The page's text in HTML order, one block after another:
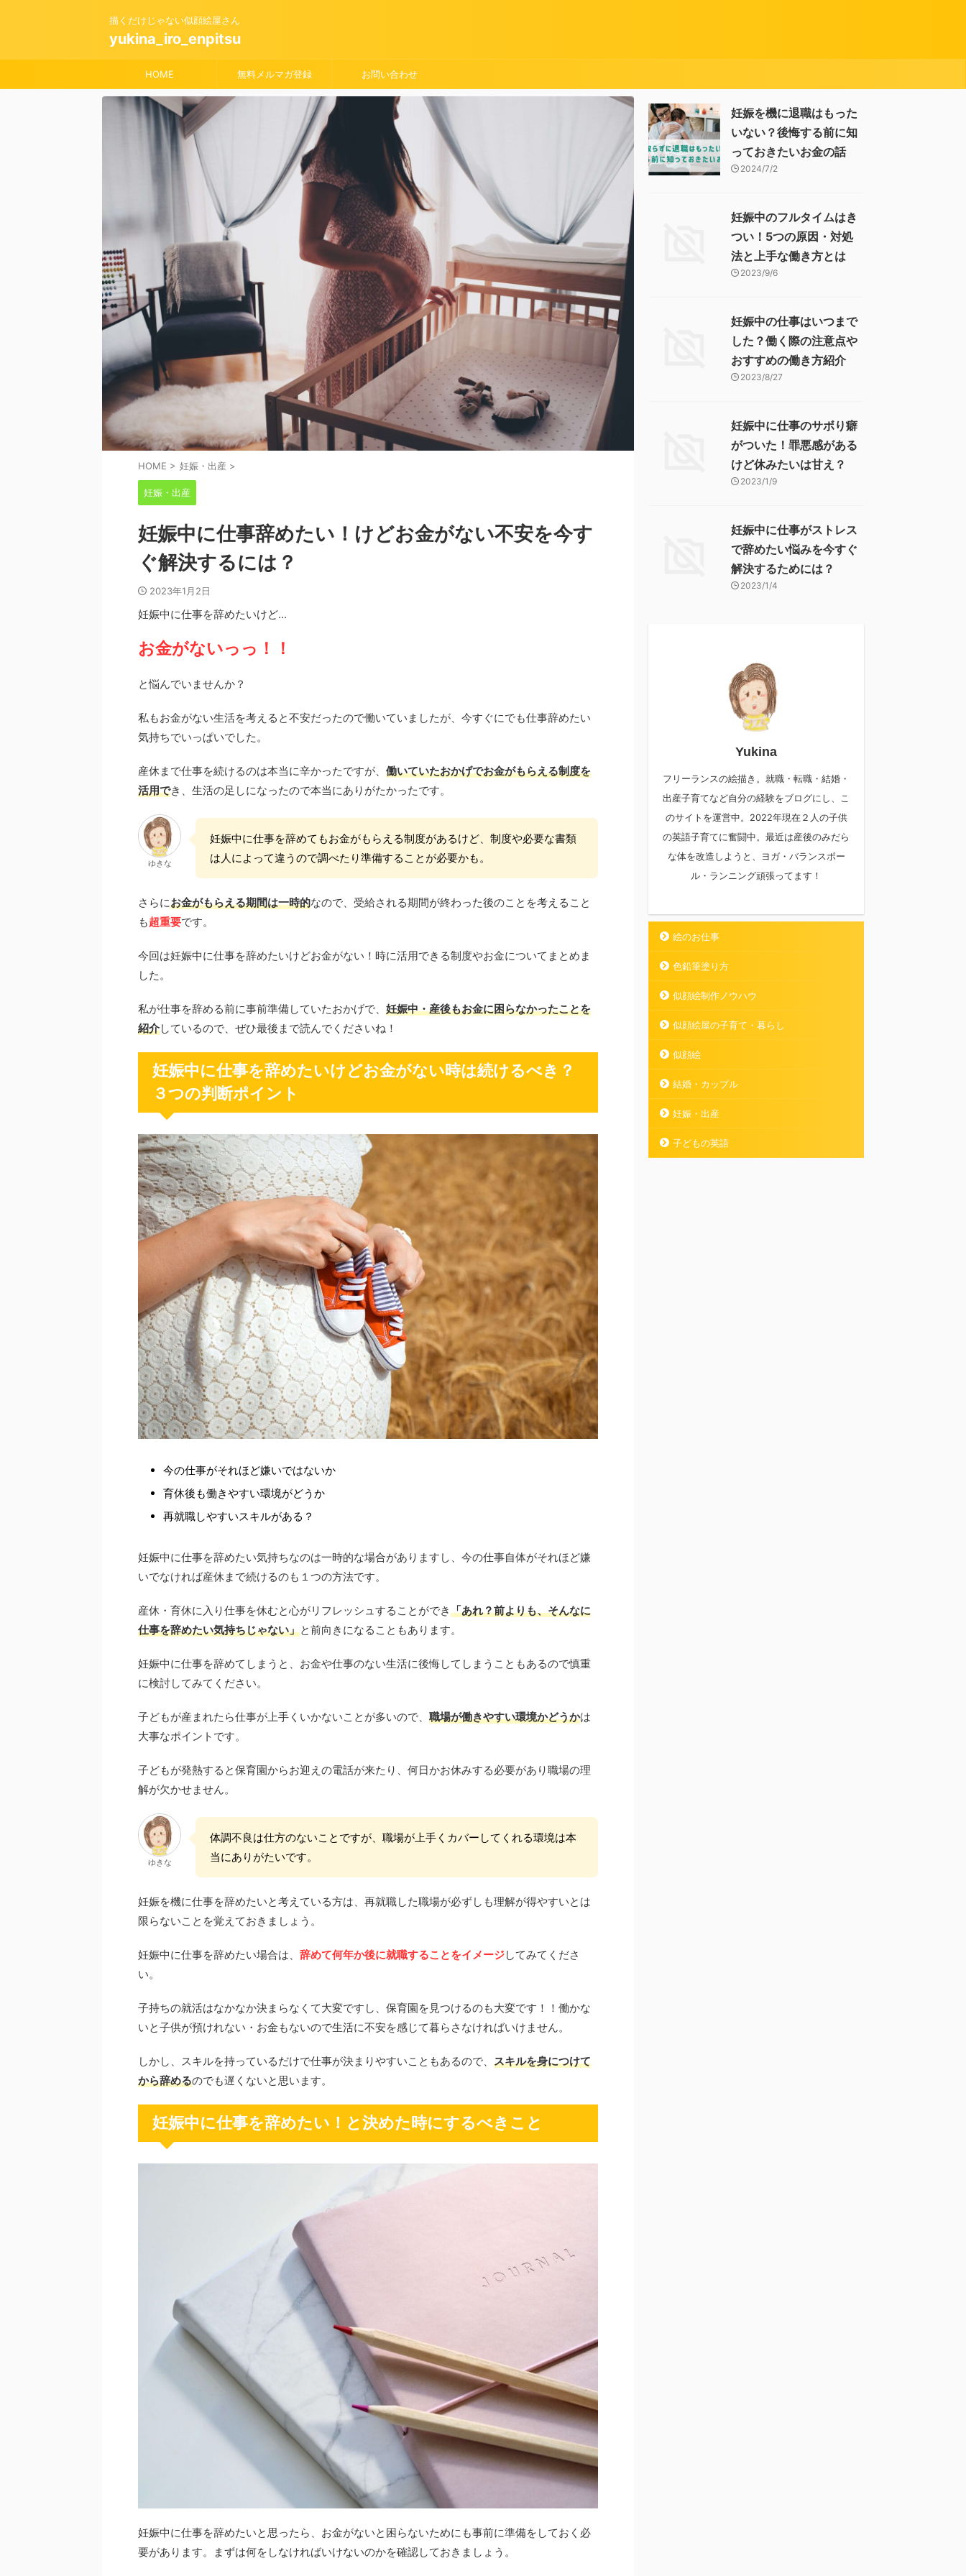
描くだけじゃない似顔絵屋さん
yukina_iro_enpitsu
HOME 無料メルマガ登録 お問い合わせ
HOME > 妊娠・出産 >
妊娠・出産
妊娠中に仕事辞めたい！けどお金がない不安を今す
ぐ解決するには？
2023年1月2日
妊娠中に仕事を辞めたいけど...
お金がないっっ！！
と悩んでいませんか？
私もお金がない生活を考えると不安だったので働いていましたが、今すぐにでも仕事辞めたい
気持ちでいっぱいでした。
産休まで仕事を続けるのは本当に辛かったですが、 働いていたおかげでお金がもらえる制度を
活用でき、生活の足しになったので本当にありがたかったです。
ゆきな
妊娠中に仕事を辞めてもお金がもらえる制度があるけど、制度や必要な書類
は人によって違うので調べたり準備することが必要かも。
さらにお金がもらえる期間は一時的なので、受給される期間が終わった後のことを考えること
も超重要です。
今回は妊娠中に仕事を辞めたいけどお金がない！時に活用できる制度やお金についてまとめま
した。
私が仕事を辞める前に事前準備していたおかげで、 妊娠中・産後もお金に困らなかったことを
紹介しているので、ぜひ最後まで読んでくださいね！
妊娠中に仕事を辞めたいけどお金がない時は続けるべき？
３つの判断ポイント
今の仕事がそれほど嫌いではないか
育休後も働きやすい環境がどうか
再就職しやすいスキルがある？
妊娠中に仕事を辞めたい気持ちなのは一時的な場合がありますし、今の仕事自体がそれほど嫌
いでなければ産休まで続けるのも１つの方法です。
産休・育休に入り仕事を休むと心がリフレッシュすることができ「あれ？前よりも、そんなに
仕事を辞めたい気持ちじゃない」と前向きになることもあります。
妊娠中に仕事を辞めてしまうと、お金や仕事のない生活に後悔してしまうこともあるので慎重
に検討してみてください。
子どもが産まれたら仕事が上手くいかないことが多いので、 職場が働きやすい環境かどうかは
大事なポイントです。
子どもが発熱すると保育園からお迎えの電話が来たり、何日かお休みする必要があり職場の理
解が欠かせません。
ゆきな
体調不良は仕方のないことですが、職場が上手くカバーしてくれる環境は本
当にありがたいです。
妊娠を機に仕事を辞めたいと考えている方は、再就職した職場が必ずしも理解が得やすいとは
限らないことを覚えておきましょう。
妊娠中に仕事を辞めたい場合は、 辞めて何年か後に就職することをイメージしてみてくださ
い。
子持ちの就活はなかなか決まらなくて大変ですし、保育園を見つけるのも大変です！！働かな
いと子供が預けれない・お金もないので生活に不安を感じて暮らさなければいけません。
しかし、スキルを持っているだけで仕事が決まりやすいこともあるので、 スキルを身につけて
から辞めるのでも遅くないと思います。
妊娠中に仕事を辞めたい！と決めた時にするべきこと
妊娠中に仕事を辞めたいと思ったら、お金がないと困らないためにも事前に準備をしておく必
要があります。まずは何をしなければいけないのかを確認しておきましょう。
妊娠を機に退職はもった
いない？後悔する前に知
っておきたいお金の話
2024/7/2
妊娠中のフルタイムはき
つい！5つの原因・対処
法と上手な働き方とは
2023/9/6
妊娠中の仕事はいつまで
した？働く際の注意点や
おすすめの働き方紹介
2023/8/27
妊娠中に仕事のサボり癖
がついた！罪悪感がある
けど休みたいは甘え？
2023/1/9
妊娠中に仕事がストレス
で辞めたい悩みを今すぐ
解決するためには？
2023/1/4
Yukina
フリーランスの絵描き。就職・転職・結婚・
出産子育てなど自分の経験をブログにし、こ
のサイトを運営中。2022年現在２人の子供
の英語子育てに奮闘中。最近は産後のみだら
な体を改造しようと、ヨガ・バランスボー
ル・ランニング頑張ってます！
絵のお仕事
色鉛筆塗り方
似顔絵制作ノウハウ
似顔絵屋の子育て・暮らし
似顔絵
結婚・カップル
妊娠・出産
子どもの英語